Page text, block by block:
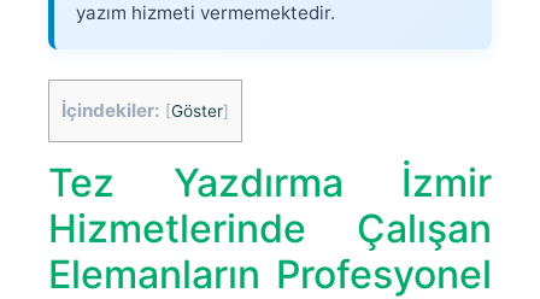
yazım hizmeti vermemektedir.
İçindekiler: [Göster]
Tez Yazdırma İzmir
Hizmetlerinde Çalışan
Elemanların Profesyonel